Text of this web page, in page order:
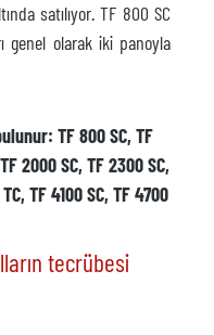
satılıyor. TF 800 SC
genel olarak iki panoyla
TF 800 SC, TF
2000 SC, TF 2300 SC,
TF 4100 SC, TF 4700
tecrübesi